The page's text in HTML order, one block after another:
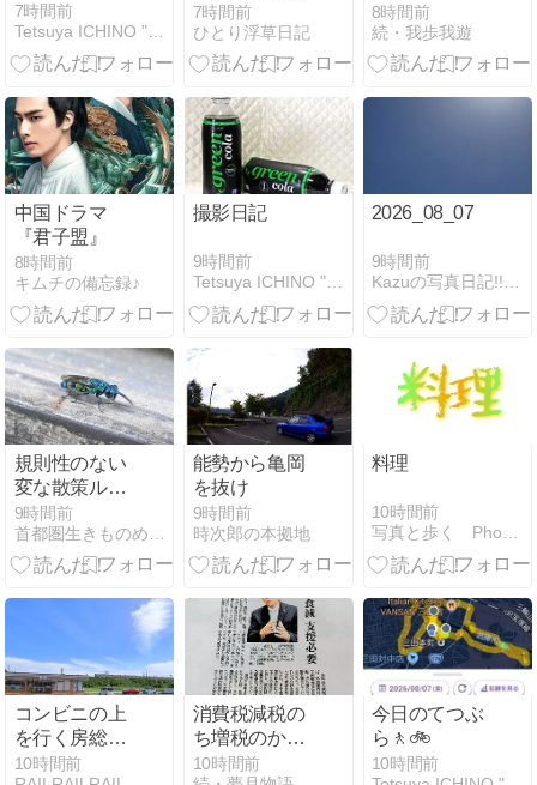
7時間前
Tetsuya ICHINO " M o m e n t "
7時間前
ひとり浮草日記
8時間前
続・我歩我遊
中国ドラマ
『君子盟』
8時間前
キムチの備忘録♪
撮影日記
9時間前
Tetsuya ICHINO " M o m e n t "
2026_08_07
9時間前
規則性のない
変な散策ルー
ト（能見台～
六ッ川～舞岡
公園）
9時間前
能勢から亀岡
を抜け
9時間前
時次郎の本拠地
料理
10時間前
コンビニの上
を行く房総カ
ラーの209系
10時間前
消費税減税の
ち増税のから
くり💦
10時間前
今日のてつぶ
ら🚶🚲️
10時間前